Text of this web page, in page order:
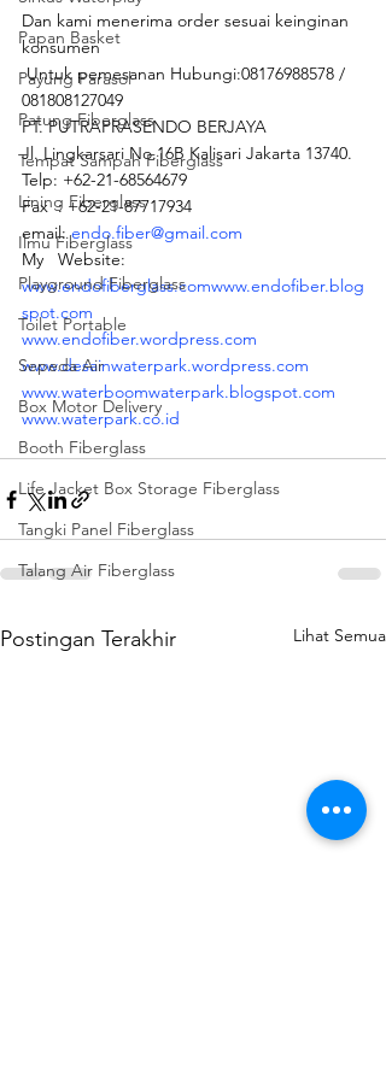
Papan Basket
Payung Parasol
Patung Fiberglass
Tempat Sampah Fiberglass
Lining Fiberglass
Ilmu Fiberglass
Playground Fiberglass
Toilet Portable
Sepeda Air
Box Motor Delivery
Booth Fiberglass
Life Jacket Box Storage Fiberglass
Tangki Panel Fiberglass
Talang Air Fiberglass
Dan kami menerima order sesuai keinginan
konsumen
Untuk pemesanan Hubungi:08176988578 /
081808127049
PT. PUTRAPRASENDO BERJAYA
Jl. Lingkarsari No.16B Kalisari Jakarta 13740.
Telp: +62-21-68564679
Fax  : +62-21-87717934
email: endo.fiber@gmail.com
My   Website:
www.endofiberglass.comwww.endofiber.blog
spot.com
www.endofiber.wordpress.com
www.desainwaterpark.wordpress.com
www.waterboomwaterpark.blogspot.com
www.waterpark.co.id
Postingan Terakhir Lihat Semua